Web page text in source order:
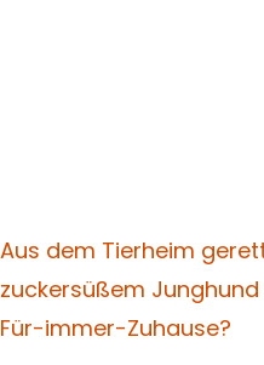
Aus dem Tierheim
zuckersüßem
Für-immer-Zuhause?